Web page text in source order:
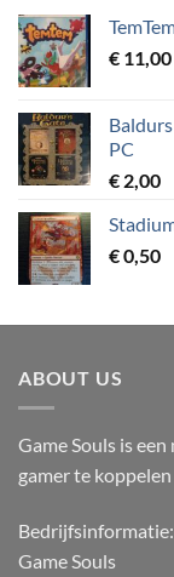
€ 11,00
PC
€ 2,00
€0,50
ABOUT US
Game Souls is
gamer te
Bedrijfsinformatie:
Game Souls